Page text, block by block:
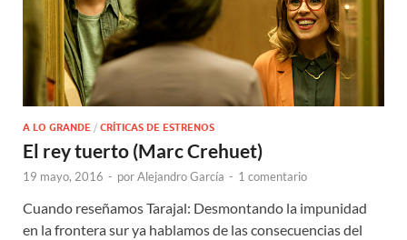
A LO GRANDE / CRÍTICAS DE ESTRENOS
El rey tuerto (Marc Crehuet)
19 mayo, 2016 - porAlejandro García - 1 comentario
Cuando reseñamos Tarajal: Desmontando la impunidad
en la frontera sur ya hablamos de las consecuencias del